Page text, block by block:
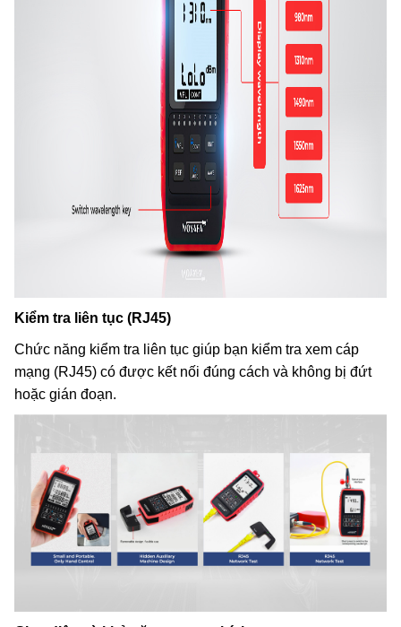
Kiểm tra liên tục (RJ45)
Chức năng kiểm tra liên tục giúp bạn kiểm tra xem cáp
mạng (RJ45) có được kết nối đúng cách và không bị đứt
hoặc gián đoạn.